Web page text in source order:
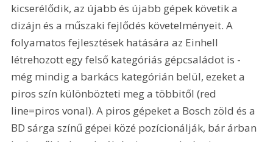
kicserélődik, az újabb és újabb gépek követik a
dizájn és a műszaki fejlődés követelményeit. A
folyamatos fejlesztések hatására az Einhell
létrehozott egy felső kategóriás gépcsaládot is -
még mindig a barkács kategórián belül, ezeket a
piros szín különbözteti meg a többitől (red
line=piros vonal). A piros gépeket a Bosch zöld és a
BD sárga színű gépei közé pozícionálják, bár árban